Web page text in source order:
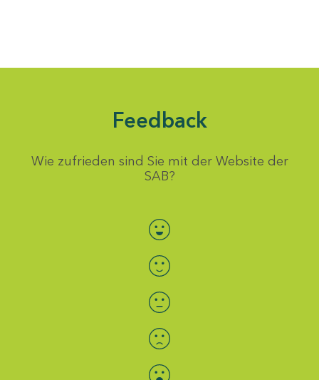
Feedback
Wie zufrieden sind Sie mit der Website der
SAB?
Bewertung auswählen